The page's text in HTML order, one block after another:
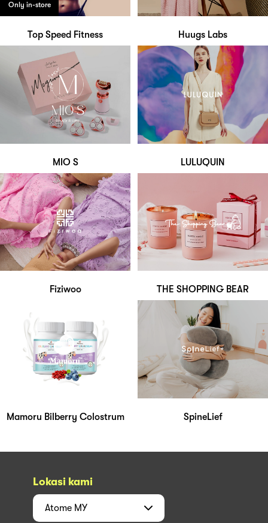
Only in-store
Top Speed Fitness Huugs Labs
MIO S LULUQUIN
Fiziwoo THE SHOPPING BEAR
Mamoru Bilberry Colostrum SpineLief
Lokasi kami
Atome MY